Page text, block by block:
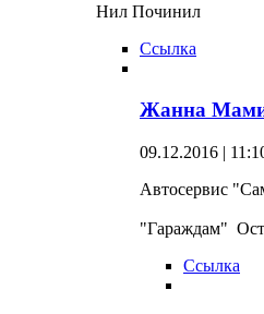
Нил Починил
Ссылка
Жанна
09.12.2016 |
Автосервис
"Гараждам"
Ссылка